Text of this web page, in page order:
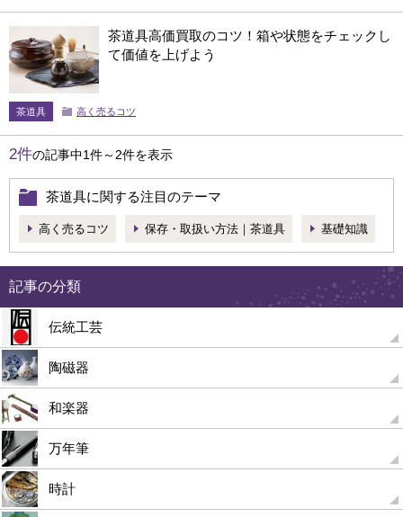
茶道具高価買取のコツ！箱や状態をチェックし
て価値を上げよう
茶道具 高く売るコツ
2件の記事中1件～2件を表示
茶道具に関する注目のテーマ
高く売るコツ 保存・取扱い方法｜茶道具 基礎知識
記事の分類
伝統工芸
陶磁器
和楽器
万年筆
時計